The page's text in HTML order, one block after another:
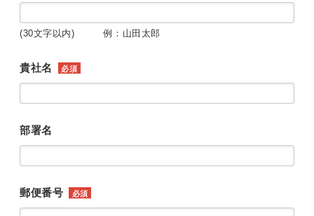
(30文字以内) 例：山田太郎
貴社名 必須
部署名
郵便番号 必須